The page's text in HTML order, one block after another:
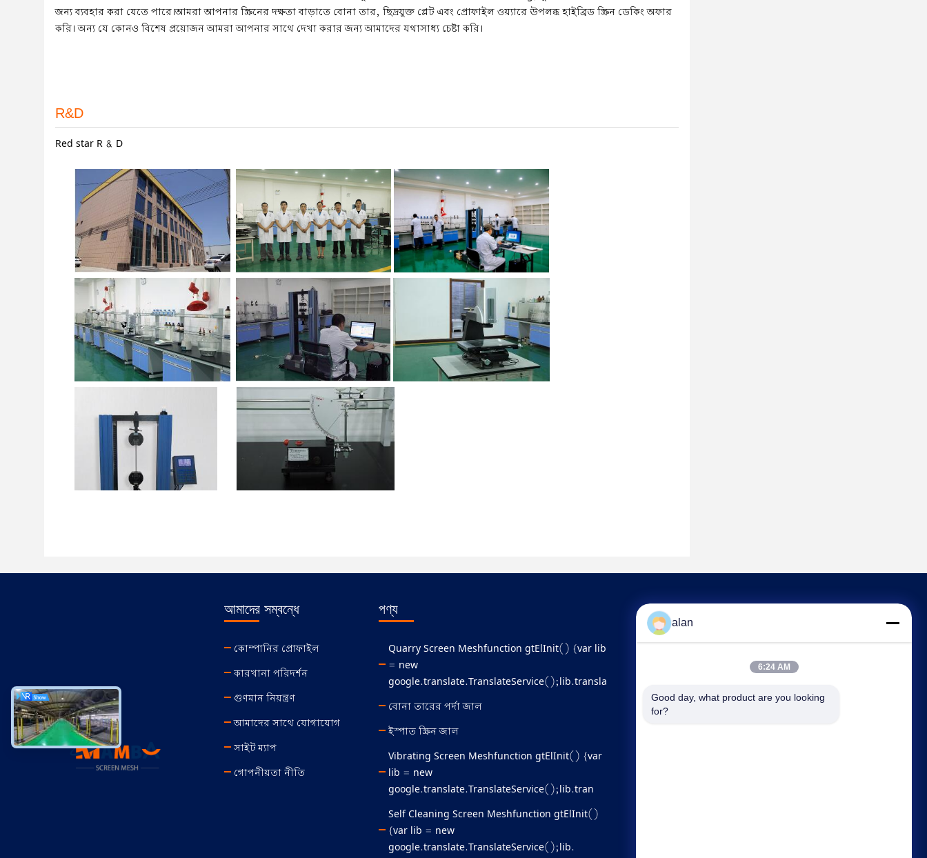
জন্য ব্যবহার করা যেতে পারে।আমরা আপনার স্ক্রিনের দক্ষতা বাড়াতে বোনা তার, ছিদ্রযুক্ত প্লেট এবং প্রোফাইল ওয়্যারে উপলব্ধ হাইব্রিড স্ক্রিন ডেকিং অফার
করি। অন্য যে কোনও বিশেষ প্রয়োজন আমরা আপনার সাথে দেখা করার জন্য আমাদের যথাসাধ্য চেষ্টা করি।
R&D
Red star R & D
আমাদের সম্বন্ধে
কোম্পানির প্রোফাইল
কারখানা পরিদর্শন
গুণমান নিয়ন্ত্রণ
আমাদের সাথে যোগাযোগ
সাইট ম্যাপ
গোপনীয়তা নীতি
পণ্য
Quarry Screen Meshfunction gtElInit() {var lib
= new
google.translate.TranslateService();lib.transla
বোনা তারের পর্দা জাল
ইস্পাত স্ক্রিন জাল
Vibrating Screen Meshfunction gtElInit() {var
lib = new
google.translate.TranslateService();lib.tran
Self Cleaning Screen Meshfunction gtElInit()
{var lib = new
google.translate.TranslateService();lib.
আমাদের সাথে যোগাযোগ
হংকি রাস্তার মোড়, আনপিং কাউন্টি, হেংশুই সিটি,
হেবেই প্রদেশ।
alan
6:24 AM
Good day, what product are you looking
for?